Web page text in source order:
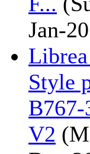
Jan-
Style
B767-
V2